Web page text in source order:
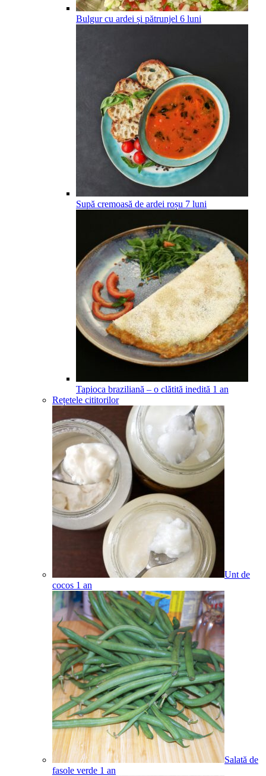
Bulgur cu ardei și pătrunjel 6 luni
Supă cremoasă de ardei roșu 7 luni
Tapioca braziliană – o clătită inedită 1 an
Rețetele cititorilor
Unt de
cocos 1 an
Salată de
fasole verde 1 an